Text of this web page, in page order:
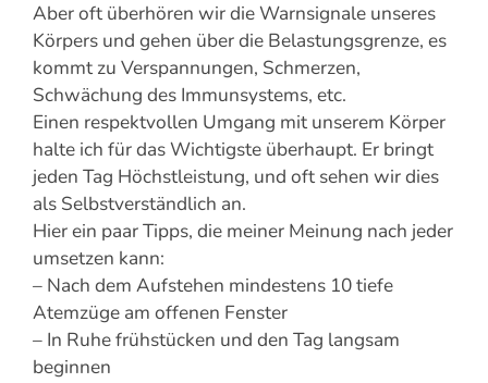
Aber oft überhören wir die Warnsignale unseres
Körpers und gehen über die Belastungsgrenze, es
kommt zu Verspannungen, Schmerzen,
Schwächung des Immunsystems, etc.
Einen respektvollen Umgang mit unserem Körper
halte ich für das Wichtigste überhaupt. Er bringt
jeden Tag Höchstleistung, und oft sehen wir dies
als Selbstverständlich an.
Hier ein paar Tipps, die meiner Meinung nach jeder
umsetzen kann:
– Nach dem Aufstehen mindestens 10 tiefe
Atemzüge am offenen Fenster
– In Ruhe frühstücken und den Tag langsam
beginnen